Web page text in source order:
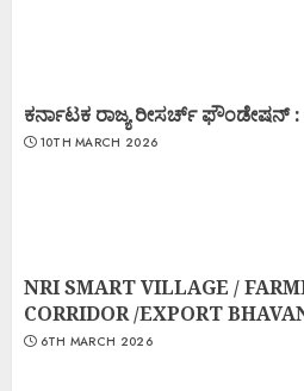
ಕರ್ನಾಟಕ ರಾಜ್ಯ ರೀಸರ್ಚ್ ಫೌಂಡೇಷನ್
10TH MARCH 2026
NRI SMART VILLAGE /
CORRIDOR /EXPORT
6TH MARCH 2026